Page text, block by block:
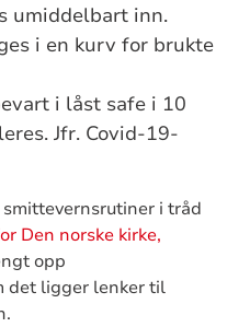
umiddelbart inn.
i en kurv for brukte
i låst safe i 10
Jfr. Covid-19-
i tråd
Den norske kirke,
opp
det ligger lenker til